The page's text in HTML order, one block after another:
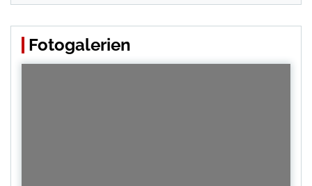
Fotogalerien